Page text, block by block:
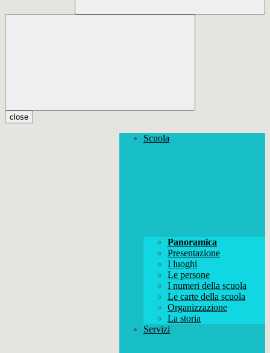
close
Scuola
Panoramica
Presentazione
I luoghi
Le persone
I numeri della scuola
Le carte della scuola
Organizzazione
La storia
Servizi